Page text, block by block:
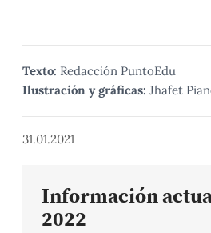
Texto: Redacción PuntoEdu
Ilustración y gráficas: Jhafet
31.01.2021
Información
2022